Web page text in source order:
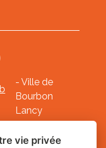
- Ville de
Bourbon
Lancy
des cookies
vie privée